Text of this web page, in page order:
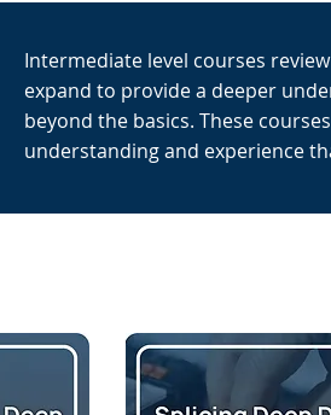
Intermediate level courses
expand to provide a deeper
beyond the basics. These
understanding and experience